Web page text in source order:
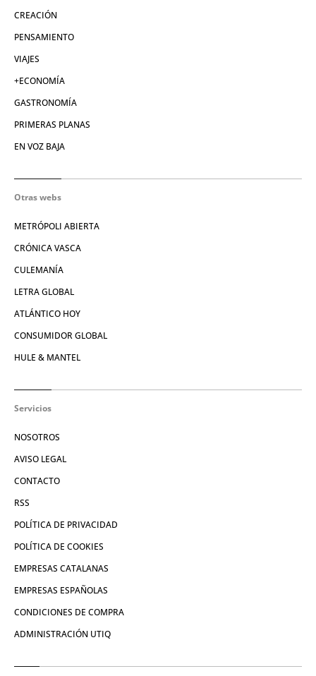
CREACIÓN
PENSAMIENTO
VIAJES
+ECONOMÍA
GASTRONOMÍA
PRIMERAS PLANAS
EN VOZ BAJA
Otras webs
METRÓPOLI ABIERTA
CRÓNICA VASCA
CULEMANÍA
LETRA GLOBAL
ATLÁNTICO HOY
CONSUMIDOR GLOBAL
HULE & MANTEL
Servicios
NOSOTROS
AVISO LEGAL
CONTACTO
RSS
POLÍTICA DE PRIVACIDAD
POLÍTICA DE COOKIES
EMPRESAS CATALANAS
EMPRESAS ESPAÑOLAS
CONDICIONES DE COMPRA
ADMINISTRACIÓN UTIQ